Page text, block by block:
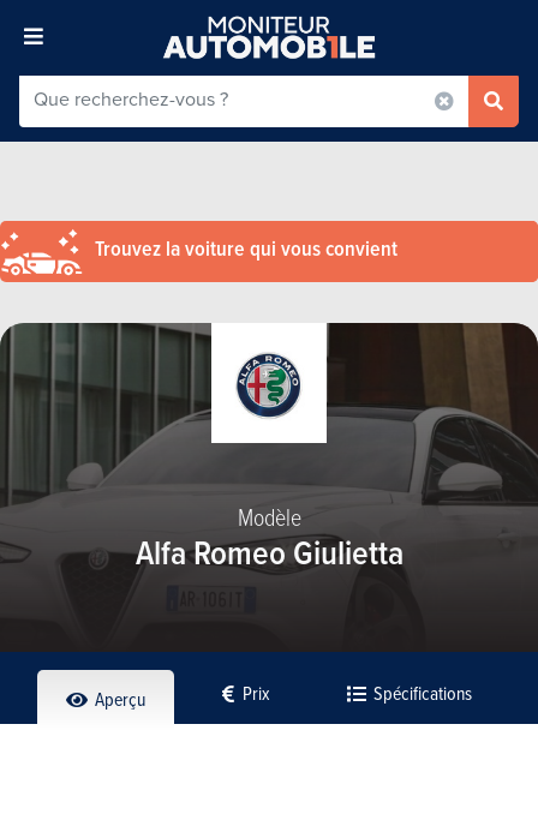
Trouvez la voiture qui vous convient
Modèle
Alfa Romeo Giulietta
Aperçu Prix Spécifications